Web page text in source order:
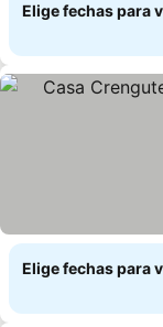
Elige fechas para
Elige fechas para